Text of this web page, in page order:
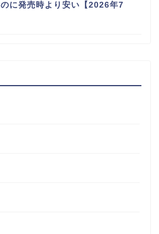
に発売時より安い【2026年7